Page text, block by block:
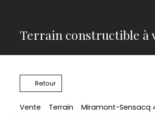
Terrain constructible à
Retour
Vente Terrain Miramont-Sensacq